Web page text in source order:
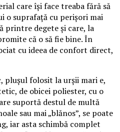
care își face treaba fără să
o suprafață cu perișori mai
printre degete și care, la
că o să fie bine. În
cu ideea de confort direct,
plușul folosit la urșii mari e,
de obicei poliester, cu o
suportă destul de multă
sau mai „blănos”, se poate
iar asta schimbă complet